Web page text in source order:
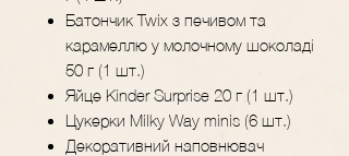
Батончик Twix з печивом та
карамеллю у молочному шоколаді
50 г (1 шт.)
Яйце Kinder Surprise 20 г (1 шт.)
Цукерки Milky Way minis (6 шт.)
Декоративний наповнювач